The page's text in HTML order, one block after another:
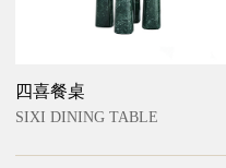
四喜餐桌
SIXI DINING TABLE